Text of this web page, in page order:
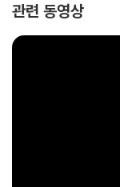
관련 동영상